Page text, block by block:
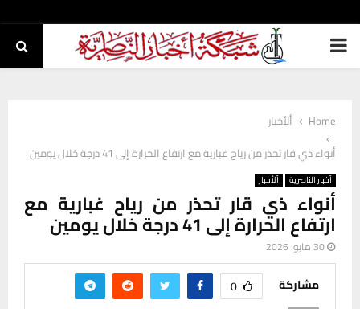
PRIMARY
Home
ألأخبار
أنواء ذي قار تحذر من رياح غبارية مع ارتفاع الحرارة إلى 41 درجة خلال يومين
أخبار الناصرية ألأخبار
أنواء ذي قار تحذر من رياح غبارية مع
ارتفاع الحرارة إلى 41 درجة خلال يومين
30 مايو، 2026
مشاركة 0